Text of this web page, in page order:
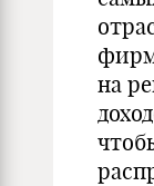
на